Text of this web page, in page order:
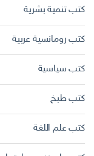
كتب تنمية بشرية
كتب رومانسية عربية
كتب سياسية
كتب طبخ
كتب علم اللغة